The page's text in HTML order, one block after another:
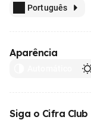
Português
Aparência
Siga o Cifra Club